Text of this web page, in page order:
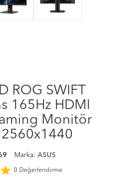
ROG SWIFT
165Hz HDMI
Monitör
2560x1440
Marka: ASUS
star 0 Değerlendirme